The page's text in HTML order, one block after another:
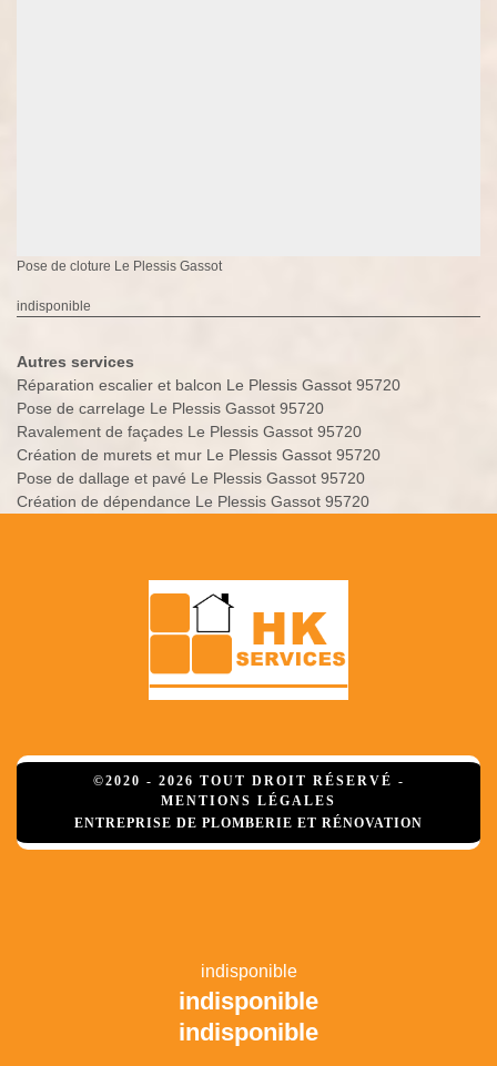
Pose de cloture Le Plessis Gassot
indisponible
Autres services
Réparation escalier et balcon Le Plessis Gassot 95720
Pose de carrelage Le Plessis Gassot 95720
Ravalement de façades Le Plessis Gassot 95720
Création de murets et mur Le Plessis Gassot 95720
Pose de dallage et pavé Le Plessis Gassot 95720
Création de dépendance Le Plessis Gassot 95720
©2020 - 2026 TOUT DROIT RÉSERVÉ -
MENTIONS LÉGALES
ENTREPRISE DE PLOMBERIE ET RÉNOVATION
indisponible
indisponible
indisponible